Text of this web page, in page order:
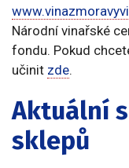
Národní vinařské
fondu. Pokud
učinit zde.
Aktuální
sklepů